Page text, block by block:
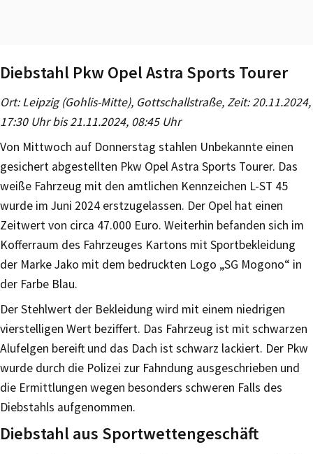
Diebstahl Pkw Opel Astra Sports Tourer
Ort: Leipzig (Gohlis-Mitte), Gottschallstraße, Zeit: 20.11.2024,
17:30 Uhr bis 21.11.2024, 08:45 Uhr
Von Mittwoch auf Donnerstag stahlen Unbekannte einen
gesichert abgestellten Pkw Opel Astra Sports Tourer. Das
weiße Fahrzeug mit den amtlichen Kennzeichen L-ST 45
wurde im Juni 2024 erstzugelassen. Der Opel hat einen
Zeitwert von circa 47.000 Euro. Weiterhin befanden sich im
Kofferraum des Fahrzeuges Kartons mit Sportbekleidung
der Marke Jako mit dem bedruckten Logo „SG Mogono“ in
der Farbe Blau.
Der Stehlwert der Bekleidung wird mit einem niedrigen
vierstelligen Wert beziffert. Das Fahrzeug ist mit schwarzen
Alufelgen bereift und das Dach ist schwarz lackiert. Der Pkw
wurde durch die Polizei zur Fahndung ausgeschrieben und
die Ermittlungen wegen besonders schweren Falls des
Diebstahls aufgenommen.
Diebstahl aus Sportwettengeschäft